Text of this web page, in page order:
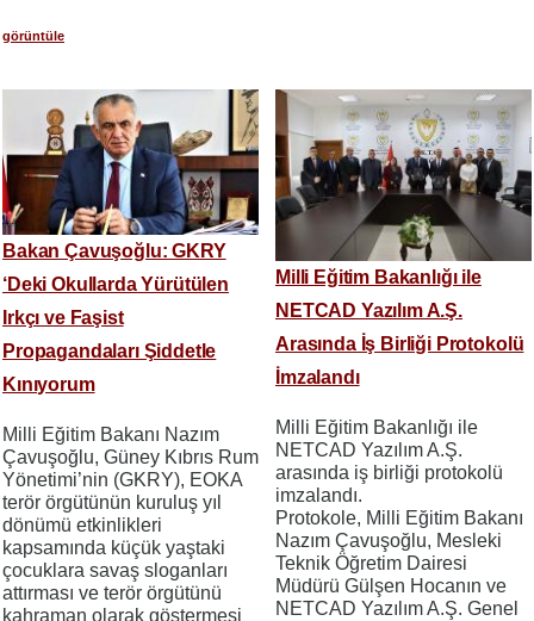
görüntüle
Bakan Çavuşoğlu: GKRY
‘Deki Okullarda Yürütülen
Irkçı ve Faşist
Propagandaları Şiddetle
Kınıyorum
Milli Eğitim Bakanı Nazım
Çavuşoğlu, Güney Kıbrıs Rum
Yönetimi’nin (GKRY), EOKA
terör örgütünün kuruluş yıl
dönümü etkinlikleri
kapsamında küçük yaştaki
çocuklara savaş sloganları
attırması ve terör örgütünü
kahraman olarak göstermesi
Milli Eğitim Bakanlığı ile
NETCAD Yazılım A.Ş.
Arasında İş Birliği Protokolü
İmzalandı
Milli Eğitim Bakanlığı ile
NETCAD Yazılım A.Ş.
arasında iş birliği protokolü
imzalandı.
Protokole, Milli Eğitim Bakanı
Nazım Çavuşoğlu, Mesleki
Teknik Öğretim Dairesi
Müdürü Gülşen Hocanın ve
NETCAD Yazılım A.Ş. Genel